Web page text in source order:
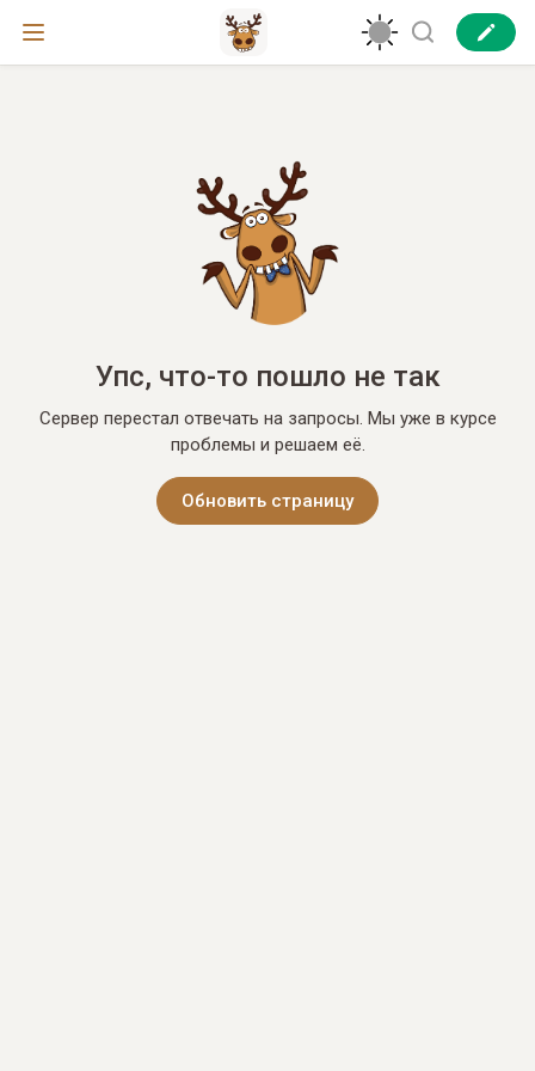
Упс, что-то пошло не так
Сервер перестал отвечать на запросы. Мы уже в курсе
проблемы и решаем её.
Обновить страницу